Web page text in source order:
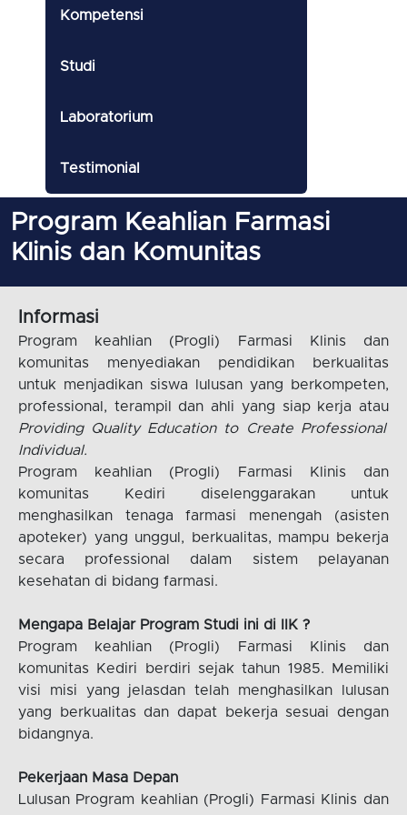
Kompetensi
Studi
Laboratorium
Testimonial
Program Keahlian Farmasi
Klinis dan Komunitas
Informasi
Program keahlian (Progli) Farmasi Klinis dan
komunitas menyediakan pendidikan berkualitas
untuk menjadikan siswa lulusan yang berkompeten,
professional, terampil dan ahli yang siap kerja atau
Providing Quality Education to Create Professional
Individual.
Program keahlian (Progli) Farmasi Klinis dan
komunitas Kediri diselenggarakan untuk
menghasilkan tenaga farmasi menengah (asisten
apoteker) yang unggul, berkualitas, mampu bekerja
secara professional dalam sistem pelayanan
kesehatan di bidang farmasi.
Mengapa Belajar Program Studi ini di IIK ?
Program keahlian (Progli) Farmasi Klinis dan
komunitas Kediri berdiri sejak tahun 1985. Memiliki
visi misi yang jelasdan telah menghasilkan lulusan
yang berkualitas dan dapat bekerja sesuai dengan
bidangnya.
Pekerjaan Masa Depan
Lulusan Program keahlian (Progli) Farmasi Klinis dan